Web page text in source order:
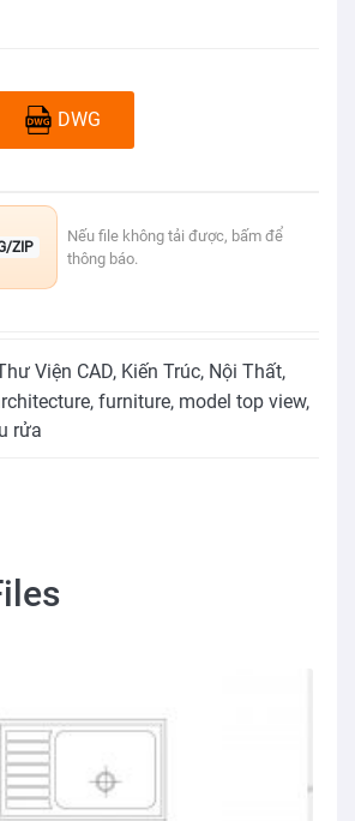
DWG
ZIP
Nếu file không tải được, bấm để
thông báo.
Viện CAD, Kiến Trúc, Nội Thất,
, furniture, model top view,
rửa